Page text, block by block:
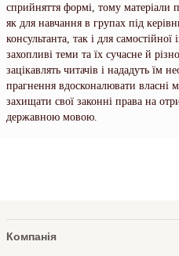
сприйняття формі, тому матеріали
як для навчання в групах під
консультанта, так і для
захопливі теми та їх сучасне й
зацікавлять читачів і нададуть їм
прагнення вдосконалювати власні
захищати свої законні права на
державною мовою.
Компанія